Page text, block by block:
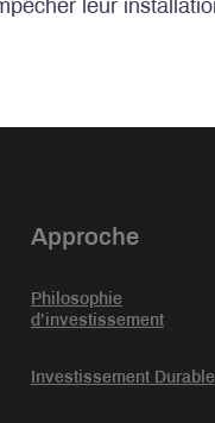
leur
Approche
Philosophie
d’investissement
Investissement Durable